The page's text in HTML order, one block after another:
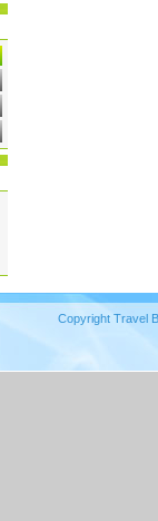
Copyright Travel